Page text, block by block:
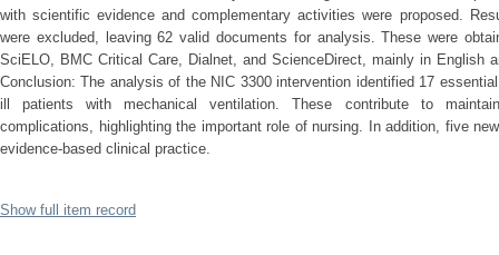
with scientific evidence and complementary activities were proposed.
were excluded, leaving 62 valid documents for analysis. These were
SciELO, BMC Critical Care, Dialnet, and ScienceDirect, mainly in English
Conclusion: The analysis of the NIC 3300 intervention identified 17
ill patients with mechanical ventilation. These contribute to
complications, highlighting the important role of nursing. In addition, five
evidence-based clinical practice.
Show full item record